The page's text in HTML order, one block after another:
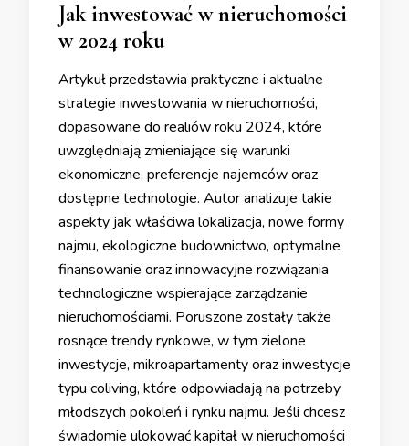
Jak inwestować w nieruchomości
w 2024 roku
Artykuł przedstawia praktyczne i aktualne
strategie inwestowania w nieruchomości,
dopasowane do realiów roku 2024, które
uwzględniają zmieniające się warunki
ekonomiczne, preferencje najemców oraz
dostępne technologie. Autor analizuje takie
aspekty jak właściwa lokalizacja, nowe formy
najmu, ekologiczne budownictwo, optymalne
finansowanie oraz innowacyjne rozwiązania
technologiczne wspierające zarządzanie
nieruchomościami. Poruszone zostały także
rosnące trendy rynkowe, w tym zielone
inwestycje, mikroapartamenty oraz inwestycje
typu coliving, które odpowiadają na potrzeby
młodszych pokoleń i rynku najmu. Jeśli chcesz
świadomie ulokować kapitał w nieruchomości